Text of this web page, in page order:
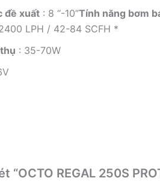
đề xuất : 8 “-10”Tính năng bơm
LPH / 42-84 SCFH *
: 35-70W
REGAL 250S